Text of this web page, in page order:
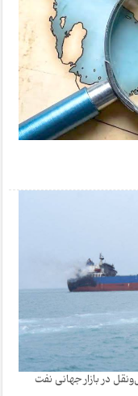
در بازار جهانی نفت